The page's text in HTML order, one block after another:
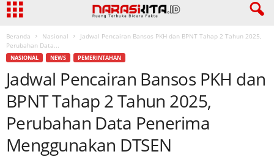
Beranda Nasional
Jadwal Pencairan Bansos PKH dan BPNT Tahap 2 Tahun 2025,
Perubahan Data...
NASIONAL NEWS PEMERINTAHAN
Jadwal Pencairan Bansos PKH dan
BPNT Tahap 2 Tahun 2025,
Perubahan Data Penerima
Menggunakan DTSEN